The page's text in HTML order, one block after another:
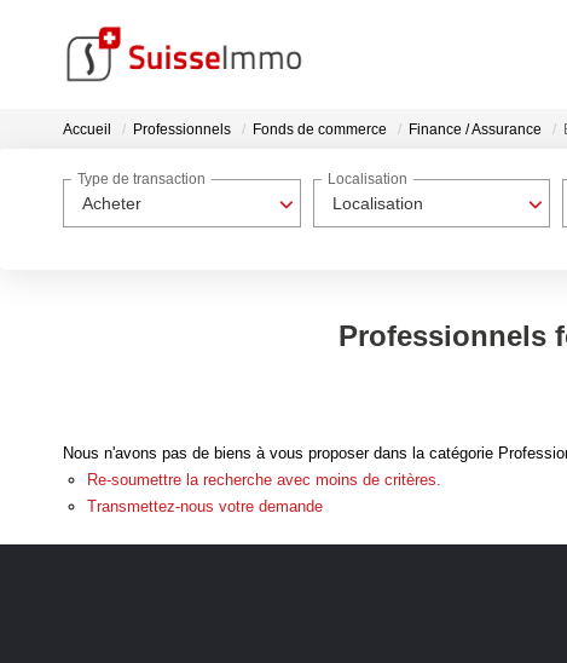
Accueil Professionnels Fonds de commerce Finance / Assurance
Acheter
Type de transaction
Localisation
Localisation
Professionnels
Nous n'avons pas de biens à vous proposer dans la catégorie
Re-soumettre la recherche avec moins de critères.
Transmettez-nous votre demande